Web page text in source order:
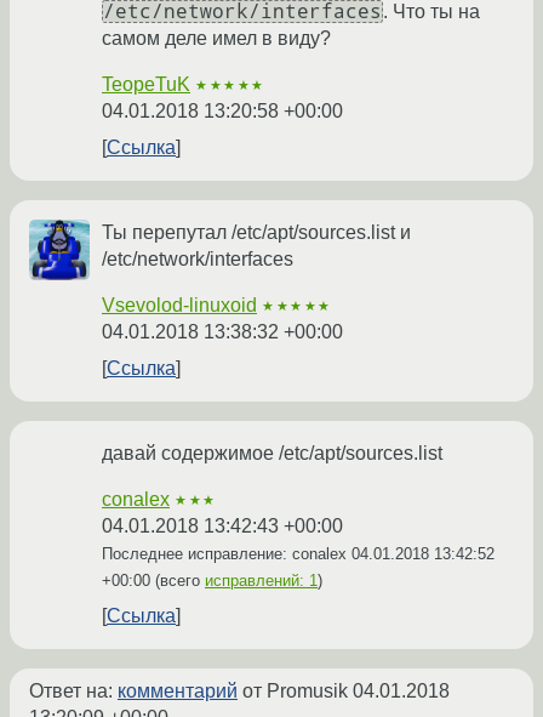
/etc/network/interfaces . Что ты на
самом деле имел в виду?
TeopeTuK ★★★★★
04.01.2018 13:20:58 +00:00
Ссылка
Ты перепутал /etc/apt/sources.list и
/etc/network/interfaces
Vsevolod-linuxoid ★★★★★
04.01.2018 13:38:32 +00:00
Ссылка
давай содержимое /etc/apt/sources.list
conalex ★★★
04.01.2018 13:42:43 +00:00
Последнее исправление: conalex 04.01.2018 13:42:52
+00:00 (всего исправлений: 1)
Ссылка
Ответ на: комментарий от Promusik 04.01.2018